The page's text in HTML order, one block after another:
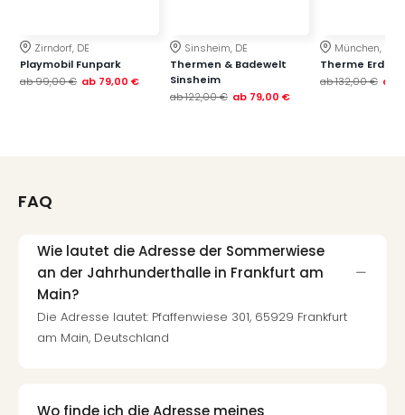
Zirndorf, DE
Playmobil Funpark
ab99,00 € ab 79,00 €
Sinsheim, DE
Thermen & Badewelt
Sinsheim
ab122,00 € ab 79,00 €
München, DE
Therme Erding
ab132,00 € ab
FAQ
Wie lautet die Adresse der Sommerwiese
an der Jahrhunderthalle in Frankfurt am
Main?
Die Adresse lautet: Pfaffenwiese 301, 65929 Frankfurt
am Main, Deutschland
Wo finde ich die Adresse meines